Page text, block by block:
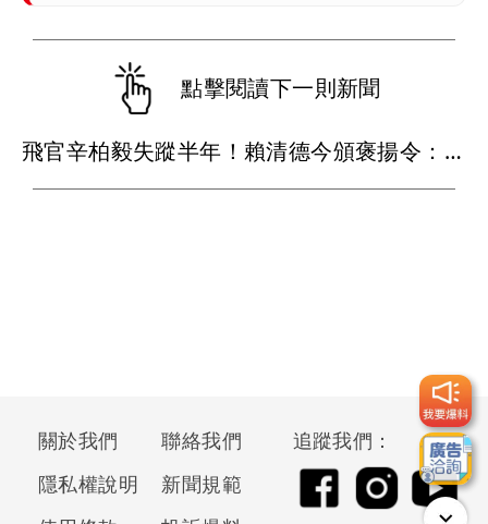
點擊閱讀下一則新聞
飛官辛柏毅失蹤半年！賴清德今頒褒揚令：任務已完成
關於我們
聯絡我們
隱私權說明
新聞規範
追蹤我們：